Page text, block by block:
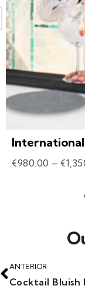
€980.00 – €
ANTERIOR
Cocktail Bluish